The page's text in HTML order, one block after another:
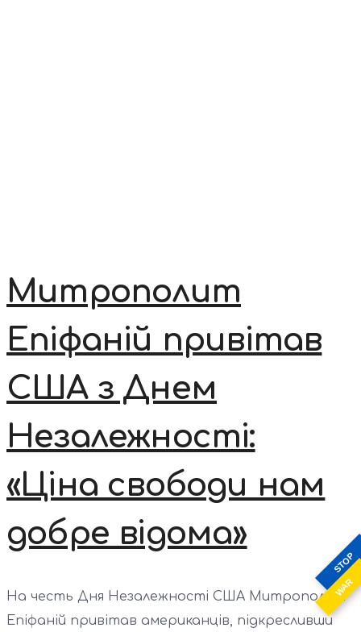
STOP
WAR
Митрополит
Епіфаній привітав
США з Днем
Незалежності:
«Ціна свободи нам
добре відома»
На честь Дня Незалежності США Митрополит
Епіфаній привітав американців, підкресливши